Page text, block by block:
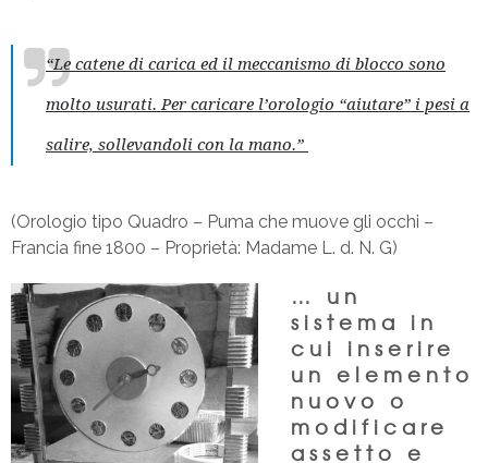
“Le catene di carica ed il meccanismo di blocco sono
molto usurati. Per caricare l’orologio “aiutare” i pesi a
salire, sollevandoli con la mano.”
(Orologio tipo Quadro – Puma che muove gli occhi –
Francia fine 1800 – Proprietà: Madame L. d. N. G)
… un
sistema in
cui inserire
un elemento
nuovo o
modificare
assetto e